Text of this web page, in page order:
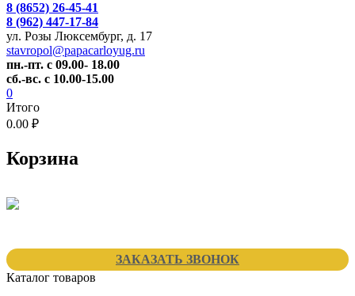
8 (8652) 26-45-41
8 (962) 447-17-84
ул. Розы Люксембург, д. 17
stavropol@papacarloyug.ru
пн.-пт. с 09.00- 18.00
сб.-вс. с 10.00-15.00
0
Итого
0.00 ₽
Корзина
ЗАКАЗАТЬ ЗВОНОК
Каталог товаров